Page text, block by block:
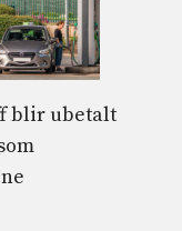
blir ubetalt